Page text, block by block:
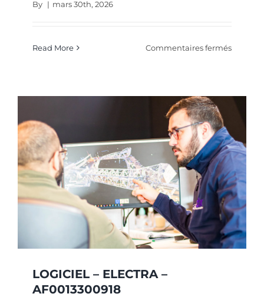
By | mars 30th, 2026
Read More Commentaires ferméssur
LOGICIEL – ELECTRA –
AF0013300918